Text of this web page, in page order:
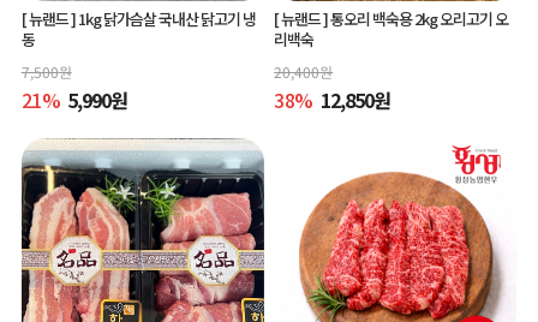
[ 뉴랜드 ]1kg 닭가슴살 국내산 닭고기 냉
동
7,500원
21% 5,990원
[ 뉴랜드 ]통오리 백숙용 2kg 오리고기 오
리백숙
20,400원
38% 12,850원